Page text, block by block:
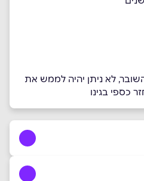
לא ניתן יהיה לממש את
כספי בגינו